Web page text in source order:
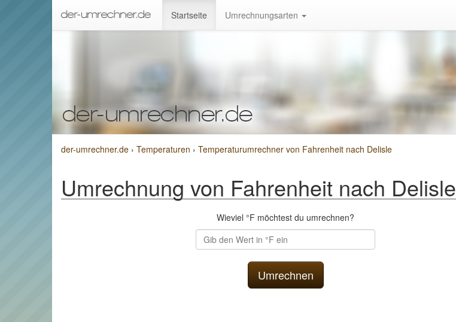
Startseite Umrechnungsarten
der-umrechner.de › Temperaturen › Temperaturumrechner von Fahrenheit nach Delisle
Umrechnung von Fahrenheit nach Delisle
Wieviel °F möchtest du umrechnen?